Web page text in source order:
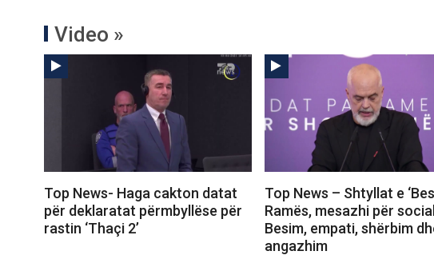
Video »
Top News- Haga cakton datat
për deklaratat përmbyllëse për
rastin ‘Thaçi 2’
Top News – Shtyllat e
Ramës, mesazhi për
Besim, empati, shërbim
angazhim